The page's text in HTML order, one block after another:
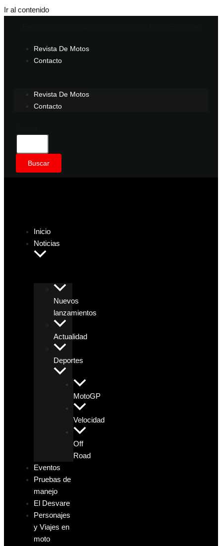
Ir al contenido
Revista De Motos
Contacto
Revista De Motos
Contacto
Buscar
Inicio
Noticias
Nuevos
lanzamientos
Actualidad
Deportes
MotoGP
Velocidad
Off
Road
Eventos
Pruebas de
manejo
El Desvare
Personajes
y Viajes en
moto